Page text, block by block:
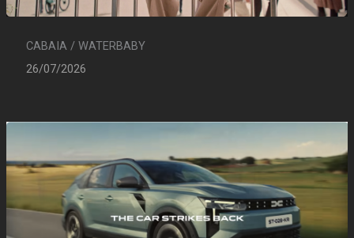
CABAIA / WATERBABY
26/07/2026